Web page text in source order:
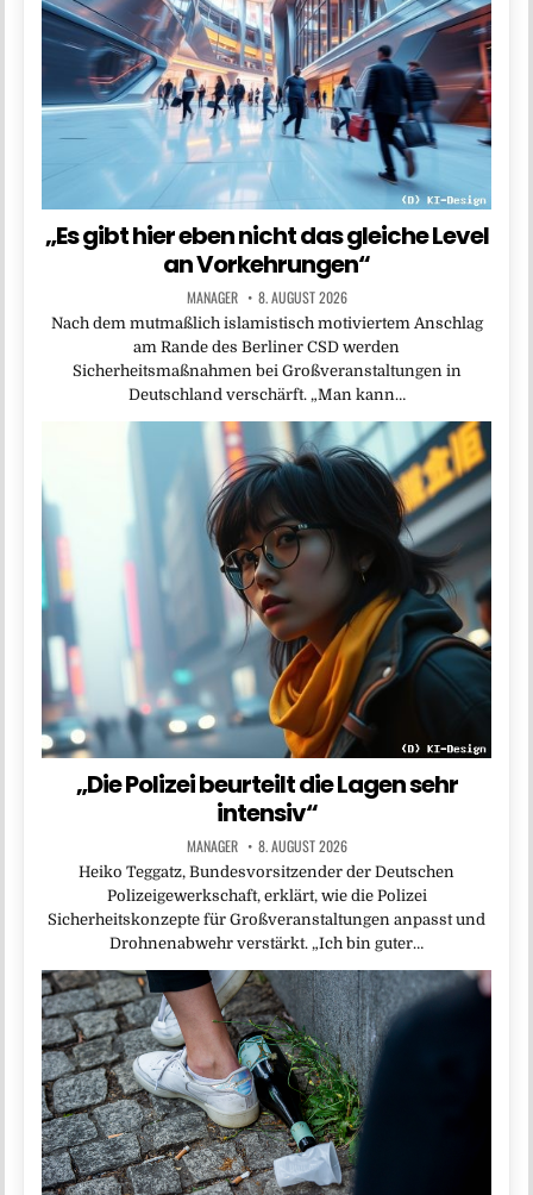
„Es gibt hier eben nicht das gleiche Level
an Vorkehrungen“
MANAGER 8. AUGUST 2026
Nach dem mutmaßlich islamistisch motiviertem Anschlag
am Rande des Berliner CSD werden
Sicherheitsmaßnahmen bei Großveranstaltungen in
Deutschland verschärft. „Man kann…
„Die Polizei beurteilt die Lagen sehr
intensiv“
MANAGER 8. AUGUST 2026
Heiko Teggatz, Bundesvorsitzender der Deutschen
Polizeigewerkschaft, erklärt, wie die Polizei
Sicherheitskonzepte für Großveranstaltungen anpasst und
Drohnenabwehr verstärkt. „Ich bin guter…